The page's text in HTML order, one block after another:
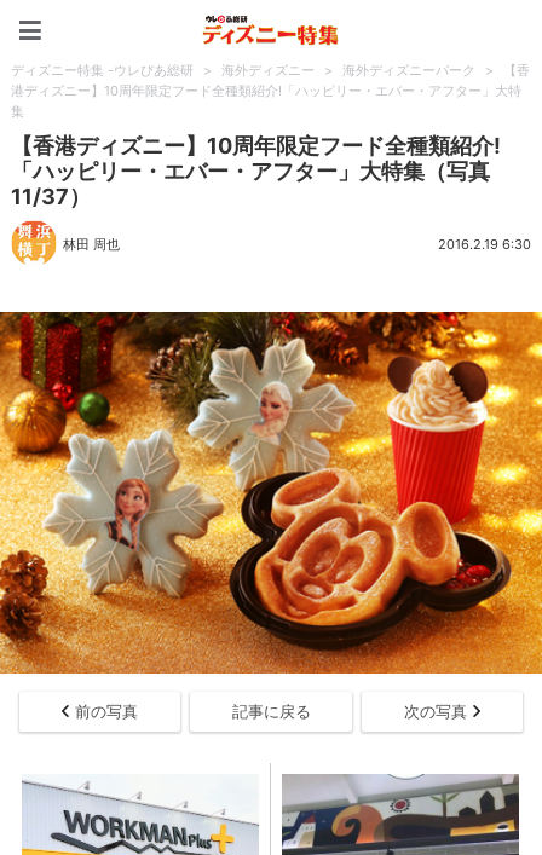
ディズニー特集 -ウレぴあ総研 > 海外ディズニー > 海外ディズニーパーク >
【香
港ディズニー】10周年限定フード全種類紹介!「ハッピリー・エバー・アフター」大特
集
【香港ディズニー】10周年限定フード全種類紹介!
「ハッピリー・エバー・アフター」大特集（写真
11/37）
林田 周也 2016.2.19 6:30
前の写真 記事に戻る 次の写真